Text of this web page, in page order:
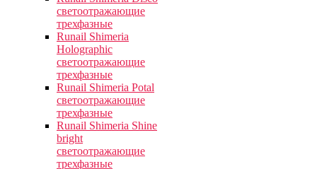
светоотражающие
трехфазные
Runail Shimeria
Holographic
светоотражающие
трехфазные
Runail Shimeria Potal
светоотражающие
трехфазные
Runail Shimeria Shine
bright
светоотражающие
трехфазные